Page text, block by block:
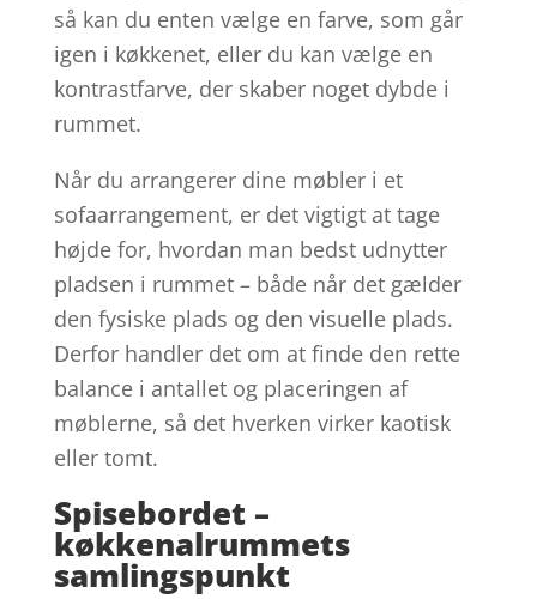
så kan du enten vælge en farve, som går
igen i køkkenet, eller du kan vælge en
kontrastfarve, der skaber noget dybde i
rummet.
Når du arrangerer dine møbler i et
sofaarrangement, er det vigtigt at tage
højde for, hvordan man bedst udnytter
pladsen i rummet – både når det gælder
den fysiske plads og den visuelle plads.
Derfor handler det om at finde den rette
balance i antallet og placeringen af
møblerne, så det hverken virker kaotisk
eller tomt.
Spisebordet –
køkkenalrummets
samlingspunkt